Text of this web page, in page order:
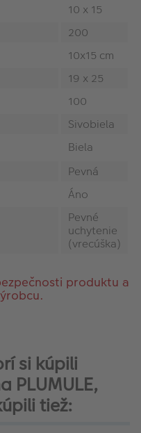
10 x 15
200
10x15 cm
19 x 25
100
Sivobiela
Biela
Pevná
Áno
Pevné
uchytenie
(vrecúška)
produktu a
si kúpili
PLUMULE,
tiež: